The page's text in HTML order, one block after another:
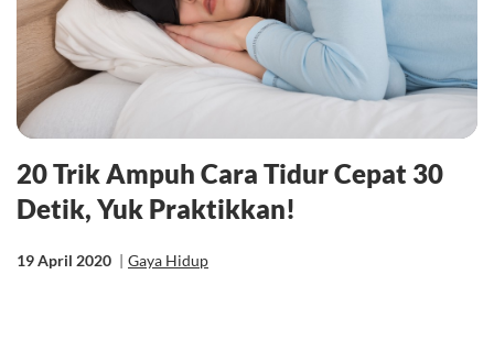
20 Trik Ampuh Cara Tidur Cepat 30
Detik, Yuk Praktikkan!
19 April 2020 | Gaya Hidup